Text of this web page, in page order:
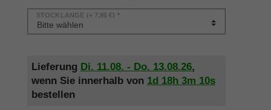
STOCKLÄNGE (+ 7,95 €) *
Lieferung Di. 11.08. - Do. 13.08.26,
wenn Sie innerhalb von 1d 18h 3m 10s
bestellen